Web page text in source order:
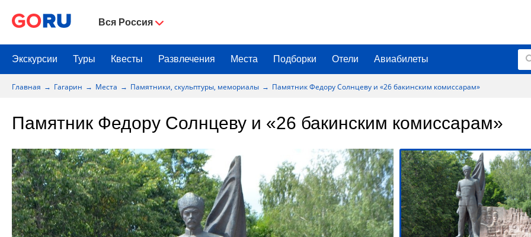
Вся Россия
Экскурсии Туры Квесты Развлечения Места Подборки Отели Авиабилеты
Главная Гагарин Места Памятники, скульптуры, мемориалы Памятник Федору Солнцеву и «26 бакинским комиссарам»
Памятник Федору Солнцеву и «26 бакинским комиссарам»